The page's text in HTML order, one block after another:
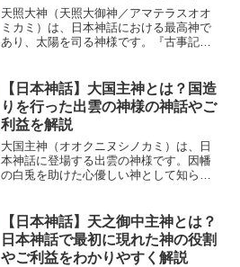
すく解説
天照大神（天照大御神／アマテラスオオ
ミカミ）は、日本神話における最高神で
あり、太陽を司る神様です。『古事記』
日本神話の中心的な存在として知られて
います。また、皇室の祖神...
【日本神話】大国主神とは？国造
りを行った出雲の神様の神話やご
利益を解説
大国主神（オオクニヌシノカミ）は、日
本神話に登場する出雲の神様です。因幡
の白兎を助けた心優しい神として知られ
いた神としても語られています。また、
後に天照大御神（アマテラス...
【日本神話】天之御中主神とは？
日本神話で最初に現れた神の役割
やご利益をわかりやすく解説